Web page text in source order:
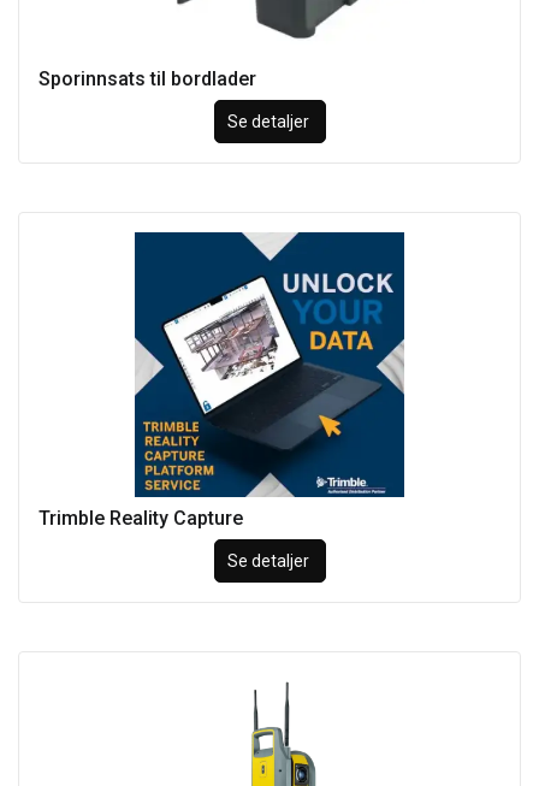
Sporinnsats til bordlader
Se detaljer
Trimble Reality Capture
Se detaljer